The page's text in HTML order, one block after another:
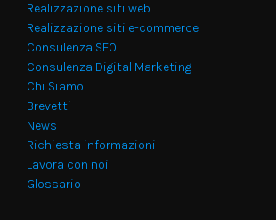
Realizzazione siti web
Realizzazione siti e-commerce
Consulenza SEO
Consulenza Digital Marketing
Chi Siamo
Brevetti
News
Richiesta informazioni
Lavora con noi
Glossario